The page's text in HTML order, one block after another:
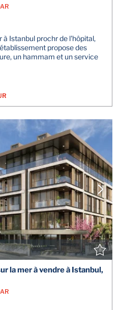
Istanbul prochr de l'hôpital,
propose des
un hammam et un service
la mer à vendre à Istanbul,